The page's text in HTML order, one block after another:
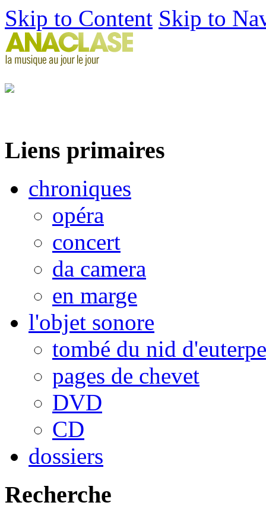
Skip to Content Skip to
Liens primaires
chroniques
opéra
concert
da camera
en marge
l'objet sonore
tombé du nid d'euterpe
pages de chevet
DVD
CD
dossiers
Recherche